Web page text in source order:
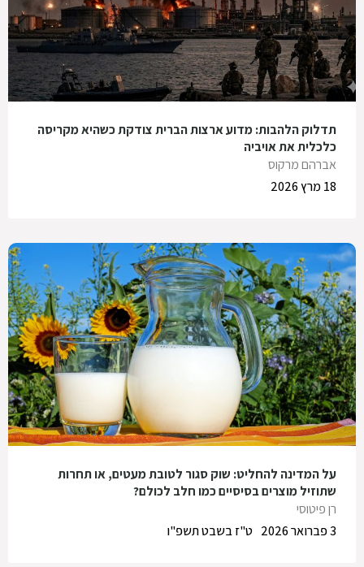
תדלוק הלהבות: מדוע ארצות הברית צודקת כשהיא מקריסה
כלכלית את אויביה
אברהם מרקוס
18 מרץ 2026
על המדינה להחליט: שוק סגור לטובת מעטים, או תחרות
שתוזיל מוצרים בסיסיים כמו חלב לכולם?
רן פיטוסי
ט"ז בשבט תשפ"ו
3 פברואר 2026